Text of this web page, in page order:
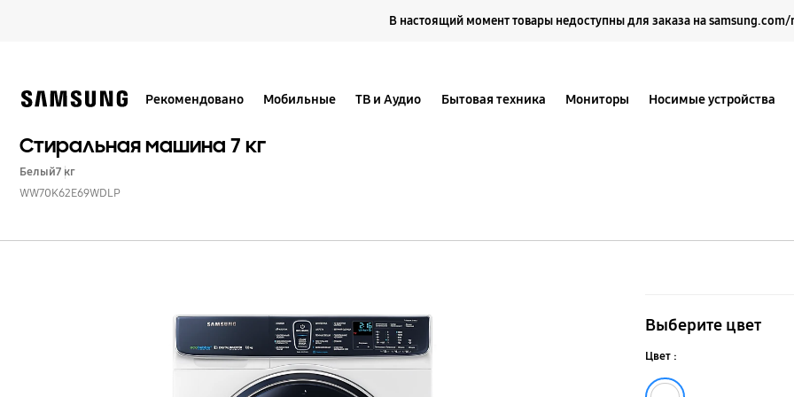
В настоящий момент товары недоступны для заказа на samsung.com/
Рекомендовано Мобильные ТВ и Аудио Бытовая техника Мониторы Носимые устройства
Стиральная машина 7 кг
Белый7 кг
WW70K62E69WDLP
кг
Выберите цвет
Цвет :